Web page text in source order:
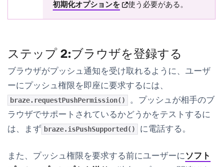
初期化オプションを(opens in new tab)
使う必要がある。
ステップ 2:ブラウザを登録する
ブラウザがプッシュ通知を受け取れるように、ユーザ
ーにプッシュ権限を即座に要求するには、
braze.requestPushPermission()
。プッシュが相手のブ
ラウザでサポートされているかどうかをテストするに
は、まず braze.isPushSupported() に電話する。
また、プッシュ権限を要求する前にユーザーにソフト